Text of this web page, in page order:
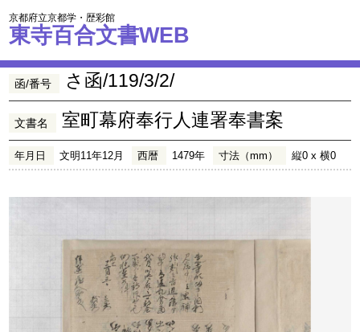
京都府立京都学・歴彩館
東寺百合文書WEB
函/番号 さ函/119/3/2/
文書名 室町幕府奉行人連署奉書案
年月日 文明11年12月 西暦 1479年 寸法（mm） 縦0 x 横0